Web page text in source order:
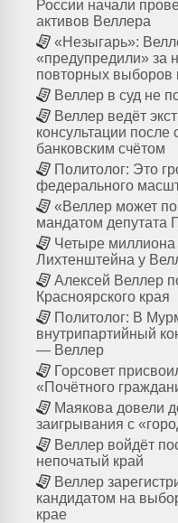
России начали
активов Веллера
«Незыгарь»:
«предупредили» за
повторных выборов
Веллер в суд не
Веллер ведёт
консультации после
банковским счётом
Политолог: Это
федерального
«Веллер может
мандатом депутата
Четыре миллиона
Лихтенштейна у
Алексей Веллер
Красноярского края
Политолог: В
внутрипартийный
— Веллер
Горсовет
«Почётного
Маякова довели
заигрывания с
Веллер войдёт
непочатый край
Веллер
кандидатом на
крае